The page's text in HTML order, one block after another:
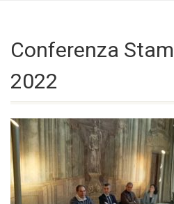
Conferenza
2022